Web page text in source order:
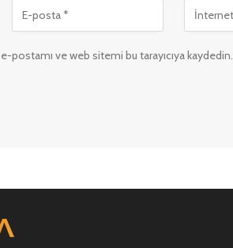
postamı ve web sitemi bu tarayıcıya kaydedin.